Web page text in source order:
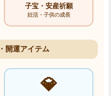
子宝・安産祈願
妊活・子供の成長
開運アイテム
💎